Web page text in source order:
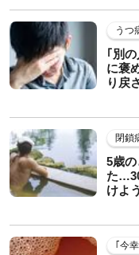
うつ
｢別
に褒
り戻
閉鎖
5歳
た
けよ
｢今